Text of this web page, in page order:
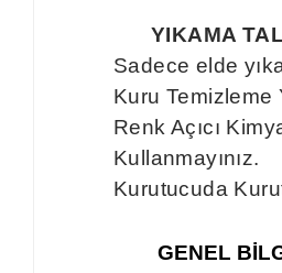
YIKAMA
Sadece elde
Kuru Temizleme
Renk Açıcı
Kullanmayınız.
Kurutucuda
GENEL